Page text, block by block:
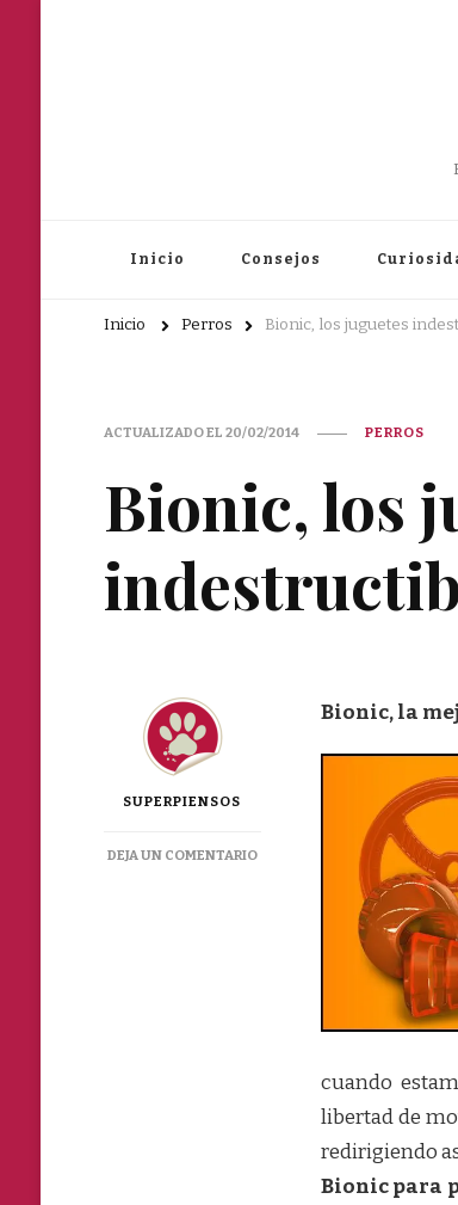
Inicio Consejos
Inicio Perros Bionic, los juguetes
ACTUALIZADO EL 20/02/2014 PERROS
Bionic, los
SUPERPIENSOS
DEJA UN COMENTARIOEN
INDESTRUCTIBLES
Bionic, la
cuando
libertad de
redirigiendo
Bionic para